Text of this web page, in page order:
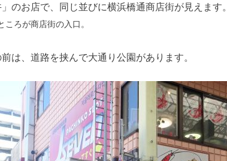
のお店で、同じ並びに横浜橋通商店街が見えます。
ろが商店街の入口。
は、道路を挟んで大通り公園があります。